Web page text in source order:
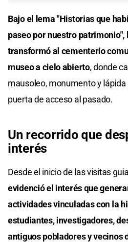
Bajo el lema "Historias que
paseo por nuestro patrimonio",
transformó al cementerio
museo a cielo abierto, donde
mausoleo, monumento y
puerta de acceso al pasado.
Un recorrido que
interés
Desde el inicio de las visitas
evidenció el interés que
actividades vinculadas con la
estudiantes, investigadores,
antiguos pobladores y vecinos